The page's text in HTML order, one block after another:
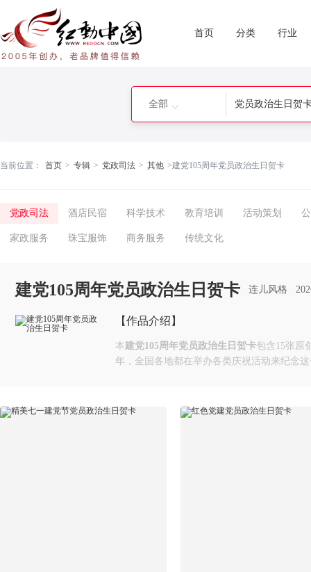
首页 分类 行业
全部
当前位置： 首页 > 专辑 > 党政司法 > 其他 >建党105周年党员政治生日贺卡
党政司法 酒店民宿 科学技术 教育培训 活动策划
家政服务 珠宝服饰 商务服务 传统文化
建党105周年党员政治生日贺卡 连儿风格
【作品介绍】
本建党105周年党员政治生日贺卡包含15张原
年，全国各地都在举办各类庆祝活动来纪念